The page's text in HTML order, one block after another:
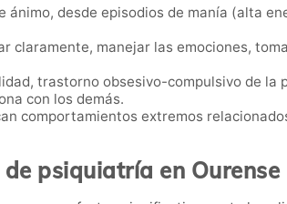
desde episodios de manía (alta
claramente, manejar las emociones,
trastorno obsesivo-compulsivo de la
con los demás.
comportamientos extremos
psiquiatría en Ourense